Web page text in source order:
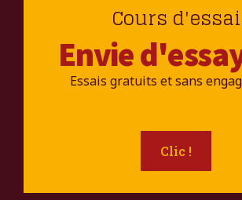
Cours d'essai
Envie
Essais gratuits et sans
Clic !